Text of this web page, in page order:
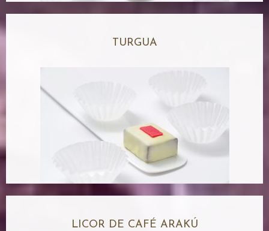
TURGUA
LICOR DE CAFÉ ARAKÚ